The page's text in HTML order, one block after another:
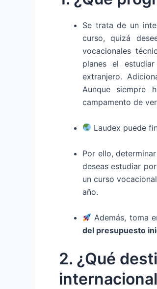
Se trata de un
curso, quizá
vocacionales
planes el
extranjero.
Aunque siempre
campamento de
Laudex puede
Por ello,
deseas estudiar
un curso
año.
Además, toma
del presupuesto
2. ¿Qué